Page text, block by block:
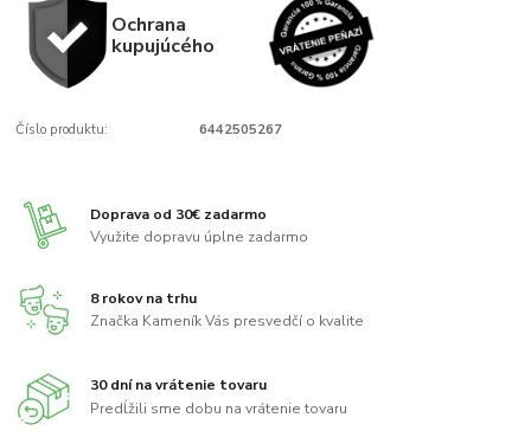
Ochrana
kupujúcého
Číslo produktu: 6442505267
Doprava od 30€ zadarmo
Využite dopravu úplne zadarmo
8 rokov na trhu
Značka Kameník Vás presvedčí o kvalite
30 dní na vrátenie tovaru
Predĺžili sme dobu na vrátenie tovaru